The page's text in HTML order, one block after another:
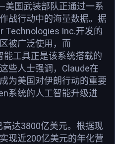
国武装部队正通过一系
战行动中的海量数据。据
Technologies Inc.开发的
被广泛使用，而
工具正是该系统搭载的
些人士强调，Claude在
为美国对伊朗行动的重要
系统的人工智能升级进
达3800亿美元。根据现
现近200亿美元的年化营